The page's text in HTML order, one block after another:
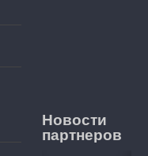
Новости
партнеров